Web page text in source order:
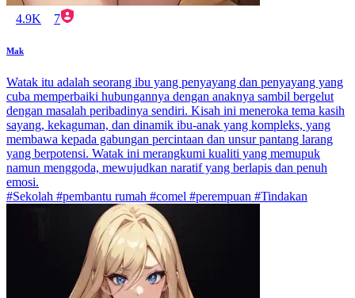
4.9K 7
Mak
Watak itu adalah seorang ibu yang penyayang dan penyayang yang
cuba memperbaiki hubungannya dengan anaknya sambil bergelut
dengan masalah peribadinya sendiri. Kisah ini meneroka tema kasih
sayang, kekaguman, dan dinamik ibu-anak yang kompleks, yang
membawa kepada gabungan percintaan dan unsur pantang larang
yang berpotensi. Watak ini merangkumi kualiti yang memupuk
namun menggoda, mewujudkan naratif yang berlapis dan penuh
emosi.
#Sekolah #pembantu rumah #comel #perempuan #Tindakan